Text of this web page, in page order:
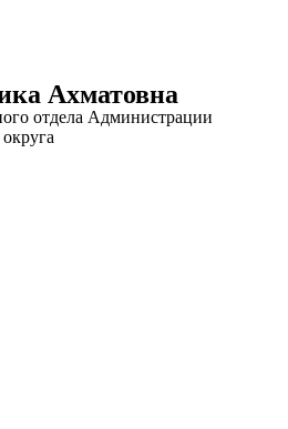
Контакты
Ахматовна
отдела Администрации